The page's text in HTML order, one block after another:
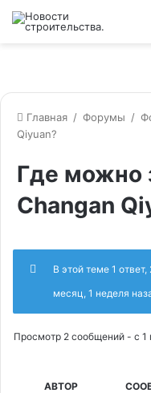
Главная / Форумы /
Qiyuan?
Где можно
Changan
В этой теме 1
месяц, 1 неделя
Просмотр 2 сообщений - с 1
АВТОР